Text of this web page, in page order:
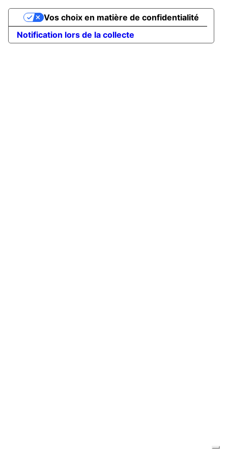
Notification lors de la collecte
Vos choix en matière de confidentialité